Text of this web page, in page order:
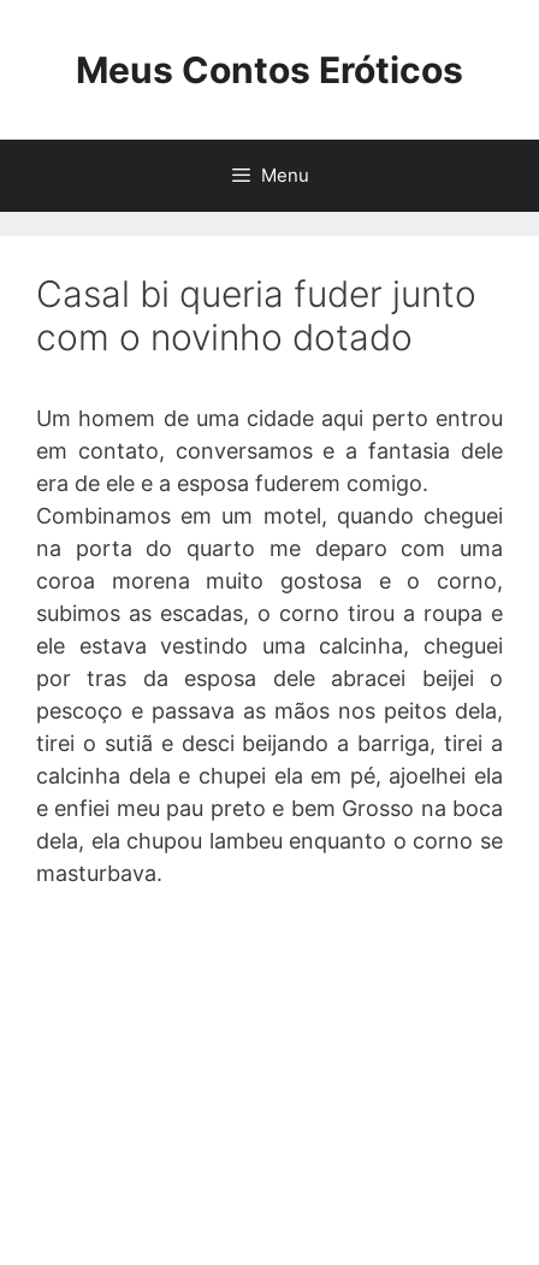
Meus Contos Eróticos
Menu
Casal bi queria fuder junto
com o novinho dotado
Um homem de uma cidade aqui perto entrou
em contato, conversamos e a fantasia dele
era de ele e a esposa fuderem comigo.
Combinamos em um motel, quando cheguei
na porta do quarto me deparo com uma
coroa morena muito gostosa e o corno,
subimos as escadas, o corno tirou a roupa e
ele estava vestindo uma calcinha, cheguei
por tras da esposa dele abracei beijei o
pescoço e passava as mãos nos peitos dela,
tirei o sutiã e desci beijando a barriga, tirei a
calcinha dela e chupei ela em pé, ajoelhei ela
e enfiei meu pau preto e bem Grosso na boca
dela, ela chupou lambeu enquanto o corno se
masturbava.